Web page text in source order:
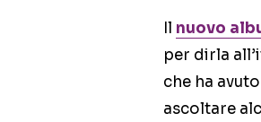
Il nuovo
per dirla
che ha
ascoltare